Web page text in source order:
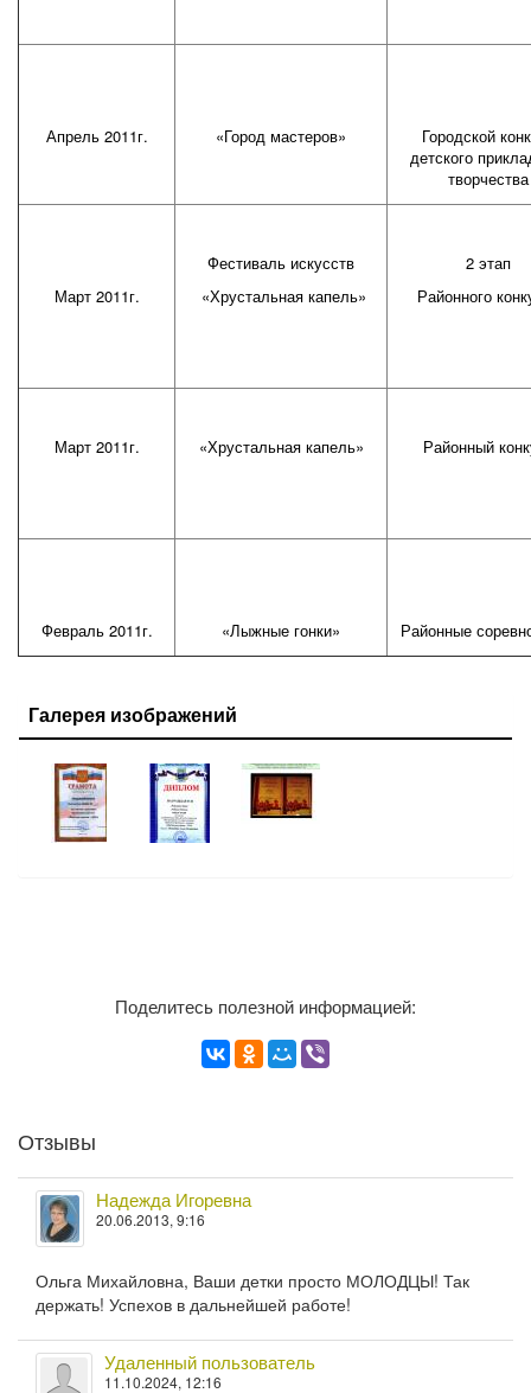
Апрель 2011г. «Город мастеров»
Городской
детского
творчества
Март 2011г.
Фестиваль искусств
«Хрустальная капель»
2 этап
Районного
Март 2011г. «Хрустальная капель» Районный
Февраль 2011г. «Лыжные гонки» Районные
Галерея изображений
Поделитесь полезной информацией:
Отзывы
Надежда Игоревна
20.06.2013, 9:16
Ольга Михайловна, Ваши детки просто МОЛОДЦЫ! Так
держать! Успехов в дальнейшей работе!
Удаленный пользователь
11.10.2024, 12:16